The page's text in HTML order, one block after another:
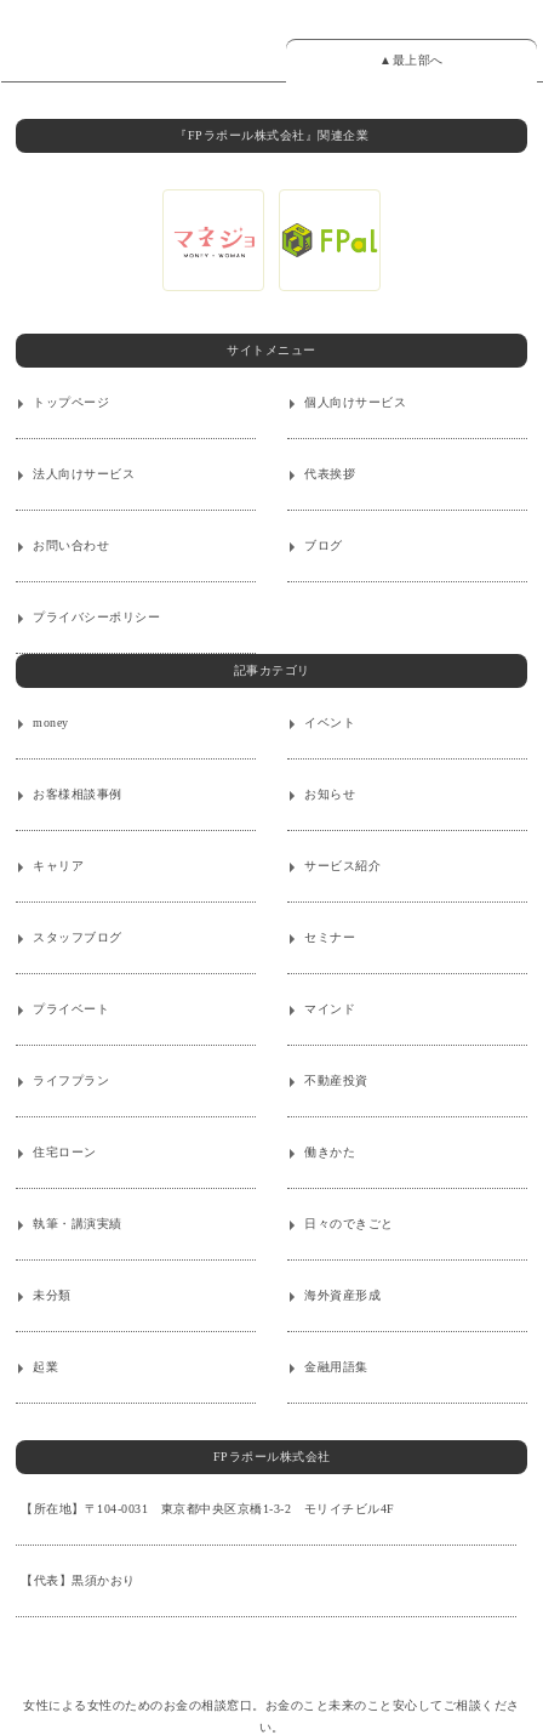
▲最上部へ
『FPラポール株式会社』関連企業
サイトメニュー
トップページ 個人向けサービス
法人向けサービス 代表挨拶
お問い合わせ ブログ
プライバシーポリシー
記事カテゴリ
money イベント
お客様相談事例 お知らせ
キャリア サービス紹介
スタッフブログ セミナー
プライベート マインド
ライフプラン 不動産投資
住宅ローン 働きかた
執筆・講演実績 日々のできごと
未分類 海外資産形成
起業 金融用語集
FPラポール株式会社
【所在地】〒104-0031 東京都中央区京橋1-3-2 モリイチビル4F
【代表】黒須かおり
女性による女性のためのお金の相談窓口。お金のこと未来のこと安心してご相談くださ
い。